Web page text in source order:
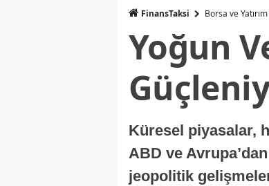
FinansTaksi Borsa ve Yatırım
Yoğun
Küresel piyasalar,
ABD ve
jeopolitik gelişmeler